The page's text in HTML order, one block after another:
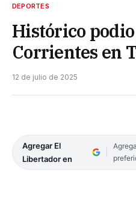
DEPORTES
Histórico
Corrientes en
12 de julio de 2025
Agregar El
Libertador en